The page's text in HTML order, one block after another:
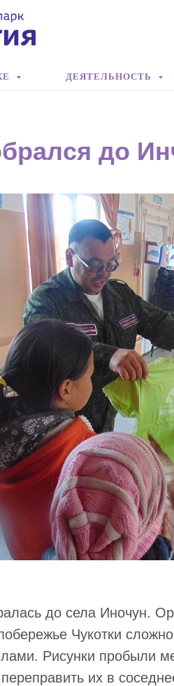
ДЕЯТЕЛЬНОСТЬ
до
до села Иночун.
Чукотки
Рисунки пробыли
их в